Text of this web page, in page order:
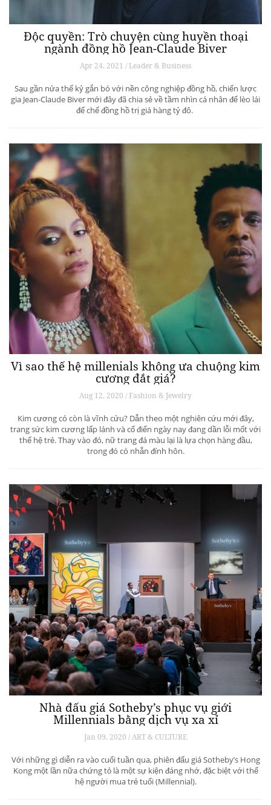
Độc quyền: Trò chuyện cùng huyền thoại
ngành đồng hồ Jean-Claude Biver
Apr 24, 2021 / Leader & Business
Sau gần nửa thế kỷ gắn bó với nền công nghiệp đồng hồ, chiến lược
gia Jean-Claude Biver mới đây đã chia sẻ về tầm nhìn cá nhân để lèo lái
đế chế đồng hồ trị giá hàng tỷ đô.
Vì sao thế hệ millenials không ưa chuộng kim
cương đắt giá?
Aug 12, 2020 / Fashion & Jewelry
Kim cương có còn là vĩnh cửu? Dẫn theo một nghiên cứu mới đây,
trang sức kim cương lấp lánh và cổ điển ngày nay đang dần lỗi mốt với
thế hệ trẻ. Thay vào đó, nữ trang đá màu lại là lựa chọn hàng đầu,
trong đó có nhẫn đính hôn.
Nhà đấu giá Sotheby’s phục vụ giới
Millennials bằng dịch vụ xa xỉ
Jan 09, 2020 / ART & CULTURE
Với những gì diễn ra vào cuối tuần qua, phiên đấu giá Sotheby’s Hong
Kong một lần nữa chứng tỏ là một sự kiện đáng nhớ, đặc biệt với thế
hệ người mua trẻ tuổi (Millennial).